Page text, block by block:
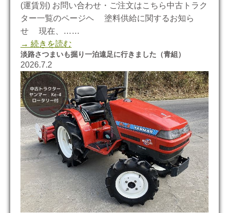
(運賃別) お問い合わせ・ご注文はこちら中古トラク
ター一覧のページヘ 塗料供給に関するお知ら
せ 現在、……
→ 続きを読む
淡路さつまいも掘り一泊遠足に行きました（青組）
2026.7.2